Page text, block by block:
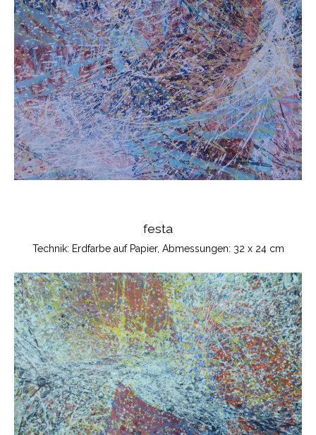
festa
Technik: Erdfarbe auf Papier, Abmessungen: 32 x 24 cm